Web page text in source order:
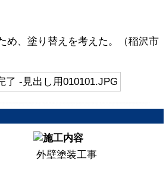
め、塗り替えを考えた。（稲沢市
外壁塗装工事